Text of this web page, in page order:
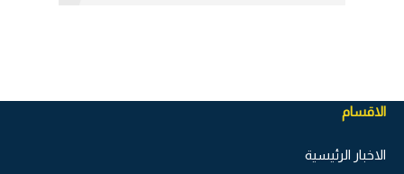
الاقسام
الاخبار الرئيسية